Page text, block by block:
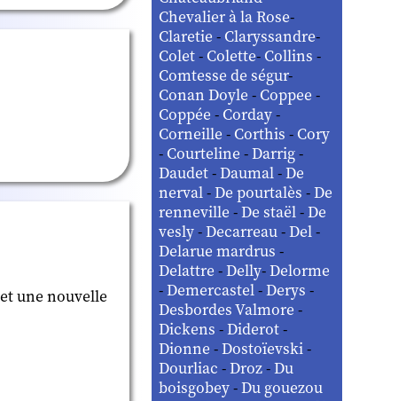
une nouvelle
Chevalier à la Rose-
Claretie- Claryssandre-
Colet- Colette- Collins-
Comtesse de ségur-
Conan Doyle- Coppee-
Coppée- Corday-
Corneille- Corthis- Cory
- Courteline-Darrig-
Daudet-Daumal-De
nerval-De pourtalès-De
renneville-De staël-De
vesly-Decarreau-Del-
Delarue mardrus-
Delattre-Delly-Delorme
-Demercastel-Derys-
Desbordes Valmore-
Dickens-Diderot-
Dionne-Dostoïevski-
Dourliac-Droz-Du
boisgobey-Du gouezou